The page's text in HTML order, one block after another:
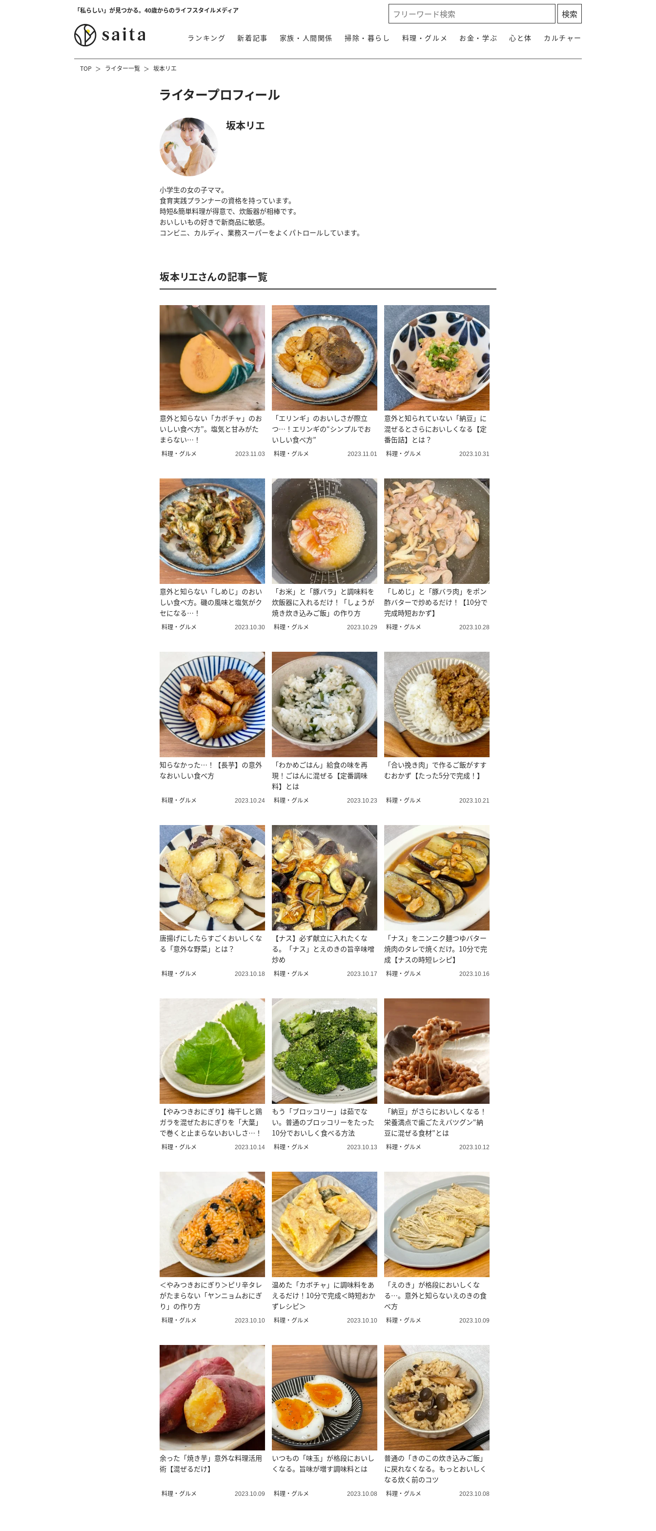
「私らしい」が見つかる。40歳からのライフスタイルメディア
ランキング 新着記事 家族・人間関係 掃除・暮らし 料理・グルメ お金・学ぶ 心と体 カルチャー
TOP ライター一覧 坂本リエ
ライタープロフィール
坂本リエ
小学生の女の子ママ。
食育実践プランナーの資格を持っています。
時短&簡単料理が得意で、炊飯器が相棒です。
おいしいもの好きで新商品に敏感。
コンビニ、カルディ、業務スーパーをよくパトロールしています。
坂本リエさんの記事一覧
意外と知らない「カボチャ」のお
いしい食べ方”。塩気と甘みがた
まらない…！
料理・グルメ 2023.11.03
「エリンギ」のおいしさが際立
つ…！エリンギの“シンプルでお
いしい食べ方”
料理・グルメ 2023.11.01
意外と知られていない「納豆」に
混ぜるとさらにおいしくなる【定
番缶詰】とは？
料理・グルメ 2023.10.31
意外と知らない「しめじ」のおい
しい食べ方。磯の風味と塩気がク
セになる…！
料理・グルメ 2023.10.30
「お米」と「豚バラ」と調味料を
炊飯器に入れるだけ！「しょうが
焼き炊き込みご飯」の作り方
料理・グルメ 2023.10.29
「しめじ」と「豚バラ肉」をポン
酢バターで炒めるだけ！【10分で
完成時短おかず】
料理・グルメ 2023.10.28
知らなかった…！【長芋】の意外
なおいしい食べ方
料理・グルメ 2023.10.24
「わかめごはん」給食の味を再
現！ごはんに混ぜる【定番調味
料】とは
料理・グルメ 2023.10.23
「合い挽き肉」で作るご飯がすす
むおかず【たった5分で完成！】
料理・グルメ 2023.10.21
唐揚げにしたらすごくおいしくな
る「意外な野菜」とは？
料理・グルメ 2023.10.18
【ナス】必ず献立に入れたくな
る。「ナス」とえのきの旨辛味噌
炒め
料理・グルメ 2023.10.17
「ナス」をニンニク麺つゆバター
焼肉のタレで焼くだけ。10分で完
成【ナスの時短レシピ】
料理・グルメ 2023.10.16
【やみつきおにぎり】梅干しと鶏
ガラを混ぜたおにぎりを「大葉」
で巻くと止まらないおいしさ…！
料理・グルメ 2023.10.14
もう「ブロッコリー」は茹でな
い。普通のブロッコリーをたった
10分でおいしく食べる方法
料理・グルメ 2023.10.13
「納豆」がさらにおいしくなる！
栄養満点で歯ごたえバツグン“納
豆に混ぜる食材”とは
料理・グルメ 2023.10.12
＜やみつきおにぎり＞ピリ辛タレ
がたまらない「ヤンニョムおにぎ
り」の作り方
料理・グルメ 2023.10.10
温めた「カボチャ」に調味料をあ
えるだけ！10分で完成＜時短おか
ずレシピ＞
料理・グルメ 2023.10.10
「えのき」が格段においしくな
る…。意外と知らないえのきの食
べ方
料理・グルメ 2023.10.09
余った「焼き芋」意外な料理活用
術【混ぜるだけ】
料理・グルメ 2023.10.09
いつもの「味玉」が格段においし
くなる。旨味が増す調味料とは
料理・グルメ 2023.10.08
普通の「きのこの炊き込みご飯」
に戻れなくなる。もっとおいしく
なる炊く前のコツ
料理・グルメ 2023.10.08